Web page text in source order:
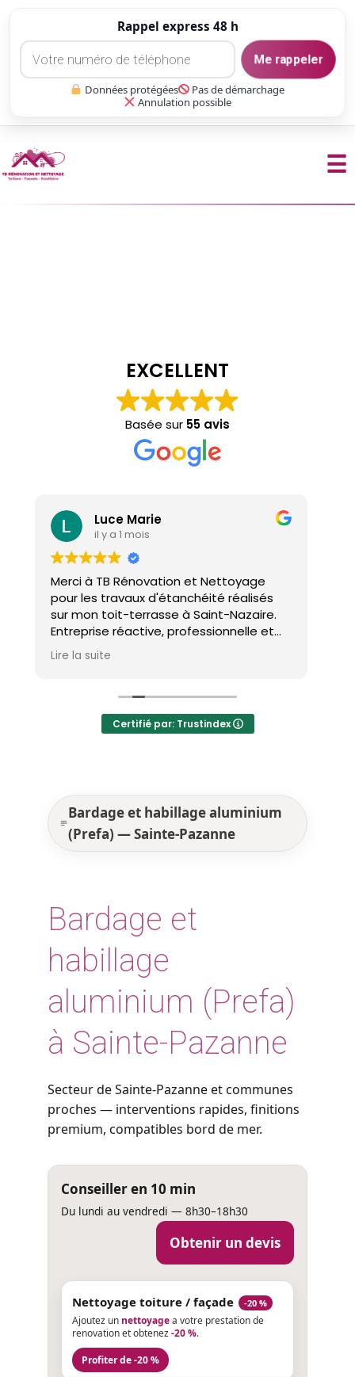
Rappel express 48 h
Me rappeler
Données protégées
Pas de démarchage
Annulation possible
☰
EXCELLENT
Basée sur 55 avis
Luce Marie
il y a 1 mois
Merci à TB Rénovation et Nettoyage
pour les travaux d'étanchéité réalisés
sur mon toit-terrasse à Saint-Nazaire.
Entreprise réactive, professionnelle et
agréable. Le travail a été réalisé avec
soin et dans les délais. Je recommande
Lire la suite
Certifié par: Trustindex
Bardage et habillage aluminium
(Prefa) — Sainte-Pazanne
Bardage et
habillage
aluminium (Prefa)
à Sainte-Pazanne
Secteur de Sainte-Pazanne et communes
proches — interventions rapides, finitions
premium, compatibles bord de mer.
Conseiller en 10 min
Du lundi au vendredi — 8h30–18h30
Obtenir un devis
Nettoyage toiture / façade -20 %
Ajoutez un nettoyagea votre prestation de
renovation et obtenez-20 %.
Profiter de -20 %